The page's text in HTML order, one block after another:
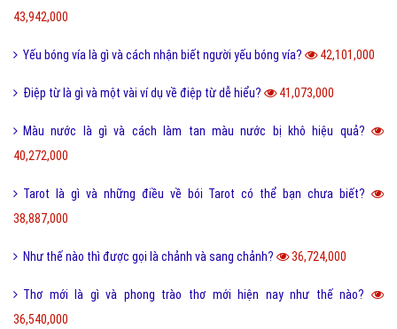
43,942,000
Yếu bóng vía là gì và cách nhận biết người yếu bóng vía? 42,101,000
Điệp từ là gì và một vài ví dụ về điệp từ dễ hiểu? 41,073,000
Màu nước là gì và cách làm tan màu nước bị khô hiệu quả?
40,272,000
Tarot là gì và những điều về bói Tarot có thể bạn chưa biết?
38,887,000
Như thế nào thì được gọi là chảnh và sang chảnh? 36,724,000
Thơ mới là gì và phong trào thơ mới hiện nay như thế nào?
36,540,000